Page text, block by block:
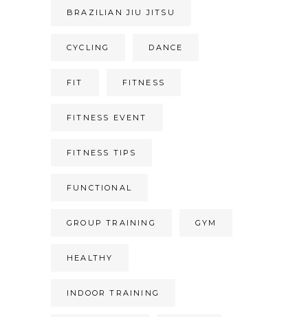
BRAZILIAN JIU JITSU
CYCLING DANCE
FIT FITNESS
FITNESS EVENT
FITNESS TIPS
FUNCTIONAL
GROUP TRAINING GYM
HEALTHY
INDOOR TRAINING